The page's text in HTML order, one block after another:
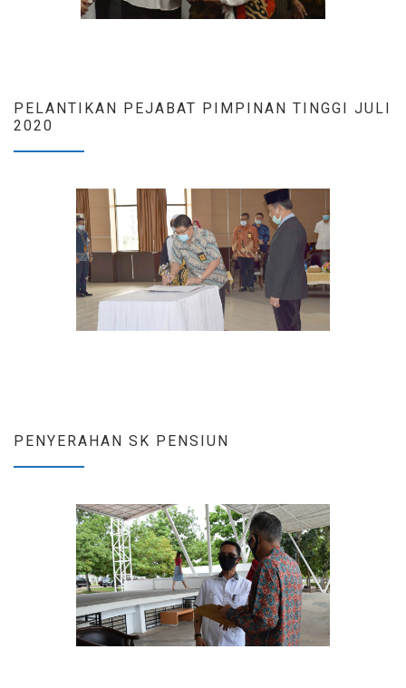
PELANTIKAN PEJABAT PIMPINAN TINGGI JULI
2020
PENYERAHAN SK PENSIUN